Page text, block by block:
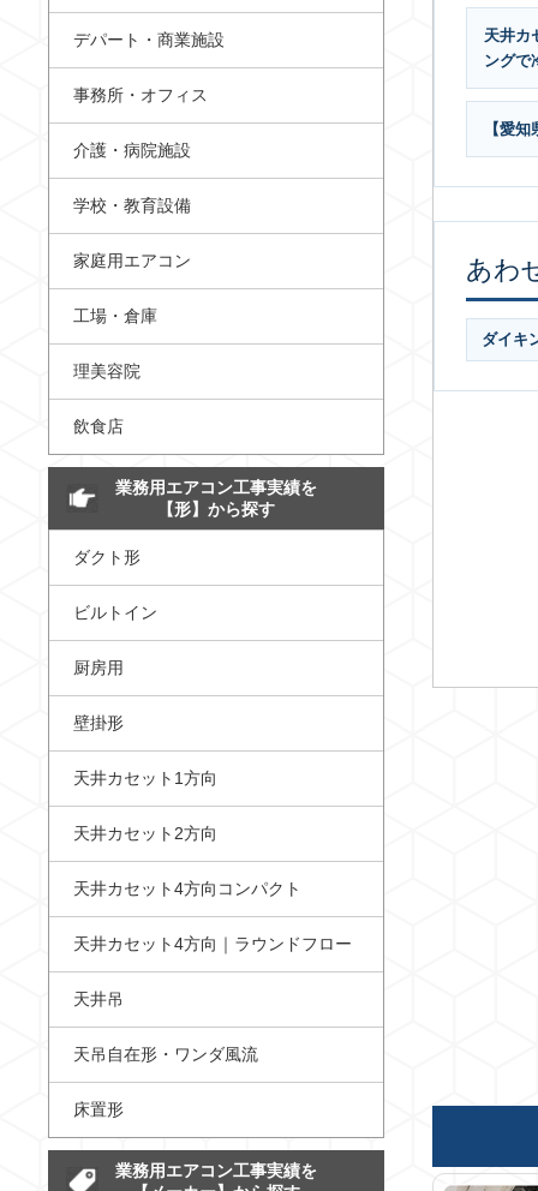
天井カ
ングで
【愛
あわ
ダイキ
デパート・商業施設
事務所・オフィス
介護・病院施設
学校・教育設備
家庭用エアコン
工場・倉庫
理美容院
飲食店
業務用エアコン工事実績を
【形】から探す
ダクト形
ビルトイン
厨房用
壁掛形
天井カセット1方向
天井カセット2方向
天井カセット4方向コンパクト
天井カセット4方向｜ラウンドフロー
天井吊
天吊自在形・ワンダ風流
床置形
業務用エアコン工事実績を